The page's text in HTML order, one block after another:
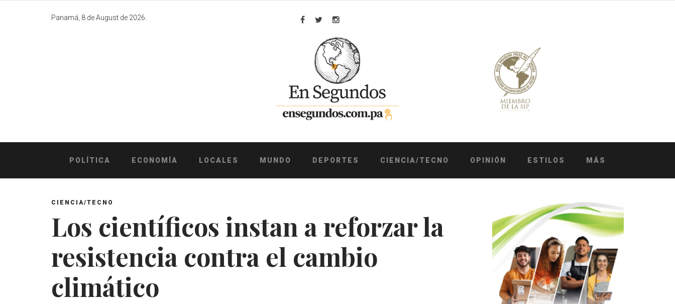
Panamá, 8 de August de 2026.
Facebook
TwitterInstagram
POLÍTICA ECONOMÍA LOCALES MUNDO DEPORTES CIENCIA/TECNO OPINIÓN ESTILOS MÁS
CIENCIA/TECNO
Los científicos instan a reforzar la
resistencia contra el cambio
climático